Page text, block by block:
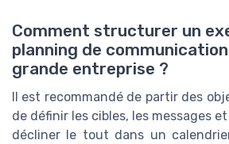
Comment structurer un
planning de
grande entreprise ?
Il est recommandé de partir des
de définir les cibles, les messages
décliner le tout dans un